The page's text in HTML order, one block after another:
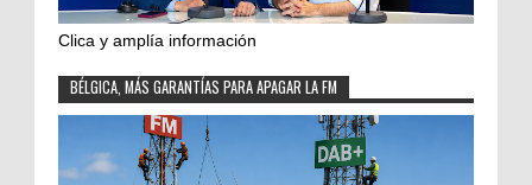
Clica y amplía información
BÉLGICA, MÁS GARANTÍAS PARA APAGAR LA FM